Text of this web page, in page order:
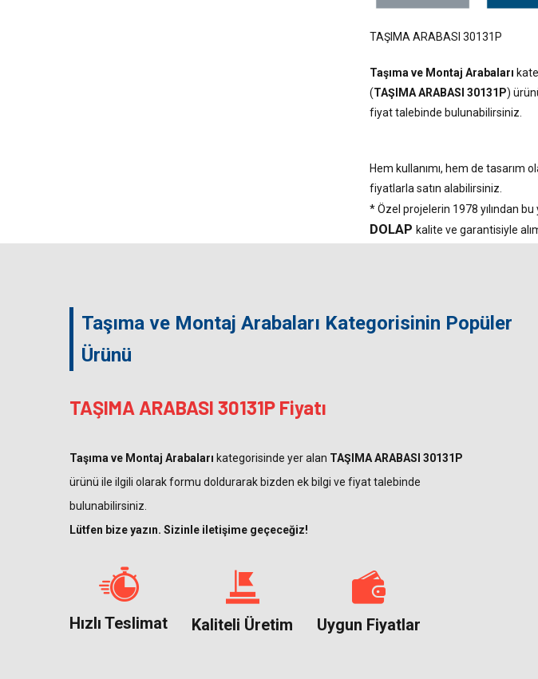
TAŞIMA ARABASI 30131P
Taşıma ve Montaj Arabaları
(TAŞIMA ARABASI 30131P)
fiyat talebinde bulunabilirsiniz.
Hem kullanımı, hem de tasarım
fiyatlarla satın alabilirsiniz.
* Özel projelerin 1978 yılından
DOLAP kalite ve garantisiyle
Taşıma ve Montaj Arabaları Kategorisinin Popüler
Ürünü
TAŞIMA ARABASI 30131P Fiyatı
Taşıma ve Montaj Arabaları kategorisinde yer alan TAŞIMA ARABASI 30131P
ürünü ile ilgili olarak formu doldurarak bizden ek bilgi ve fiyat talebinde
bulunabilirsiniz.
Lütfen bize yazın. Sizinle iletişime geçeceğiz!
Hızlı Teslimat Kaliteli Üretim Uygun Fiyatlar